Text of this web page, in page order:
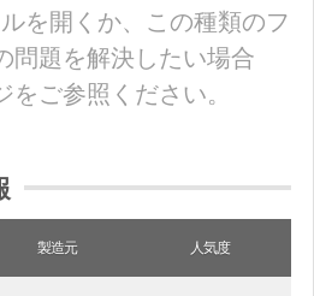
を開くか、この種類のフ
問題を解決したい場合
をご参照ください。
製造元 人気度